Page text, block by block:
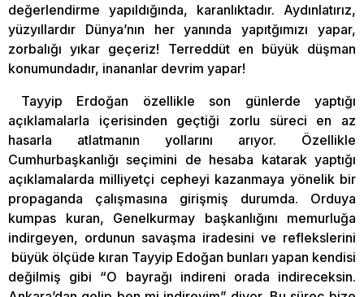
değerlendirme yapıldığında, karanlıktadır. Aydınlatırız,
yüzyıllardır Dünya’nın her yanında yapıtğımızı yapar,
zorbalığı yıkar geçeriz! Terreddüt en büyük düşman
konumundadır, inananlar devrim yapar!
Tayyip Erdoğan özellikle son günlerde yaptığı
açıklamalarla içerisinden geçtiği zorlu süreci en az
hasarla atlatmanın yollarını arıyor. Özellikle
Cumhurbaşkanlığı seçimini de hesaba katarak yaptığı
açıklamalarda milliyetçi cepheyi kazanmaya yönelik bir
propaganda çalışmasına girişmiş durumda. Orduya
kumpas kuran, Genelkurmay başkanlığını memurluğa
indirgeyen, ordunun savaşma iradesini ve reflekslerini
büyük ölçüde kıran Tayyip Edoğan bunları yapan kendisi
değilmiş gibi “O bayrağı indireni orada indireceksin.